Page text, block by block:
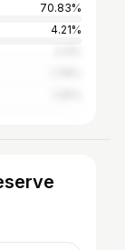
70.83%
4.21%